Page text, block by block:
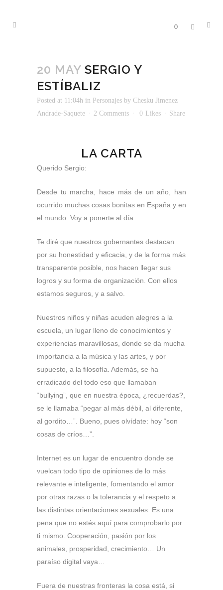
0
20 MAY SERGIO Y
ESTÍBALIZ
Posted at 11:04h in Personajes by Chesku Jimenez
Andrade-Saquete
2 Comments 0 Likes Share
LA CARTA
Querido Sergio:
Desde tu marcha, hace más de un año, han
ocurrido muchas cosas bonitas en España y en
el mundo. Voy a ponerte al día.
Te diré que nuestros gobernantes destacan
por su honestidad y eficacia, y de la forma más
transparente posible, nos hacen llegar sus
logros y su forma de organización. Con ellos
estamos seguros, y a salvo.
Nuestros niños y niñas acuden alegres a la
escuela, un lugar lleno de conocimientos y
experiencias maravillosas, donde se da mucha
importancia a la música y las artes, y por
supuesto, a la filosofía. Además, se ha
erradicado del todo eso que llamaban
“bullying”, que en nuestra época, ¿recuerdas?,
se le llamaba “pegar al más débil, al diferente,
al gordito…”. Bueno, pues olvídate: hoy “son
cosas de críos…”.
Internet es un lugar de encuentro donde se
vuelcan todo tipo de opiniones de lo más
relevante e inteligente, fomentando el amor
por otras razas o la tolerancia y el respeto a
las distintas orientaciones sexuales. Es una
pena que no estés aquí para comprobarlo por
ti mismo. Cooperación, pasión por los
animales, prosperidad, crecimiento… Un
paraíso digital vaya…
Fuera de nuestras fronteras la cosa está, si